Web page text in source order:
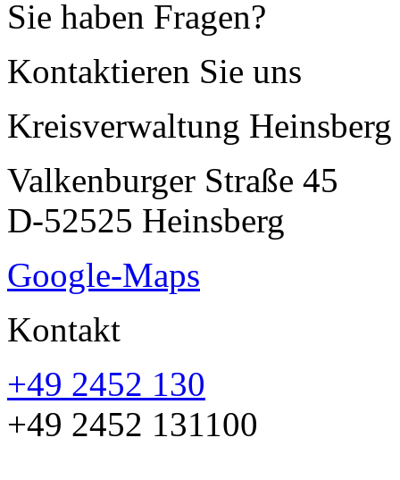
Sie haben Fragen?
Kontaktieren Sie uns
Kreisverwaltung Heinsberg
Valkenburger Straße 45
D-52525 Heinsberg
Google-Maps
Kontakt
+49 2452 130
+49 2452 131100